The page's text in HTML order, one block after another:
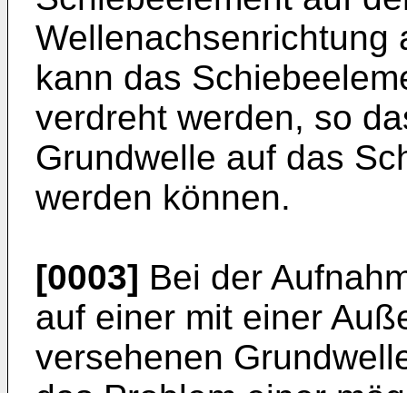
Wellenachsenrichtung
kann das
verdreht werden, so
Grundwelle auf das
werden können.
[0003] Bei der
auf einer mit einer
versehenen